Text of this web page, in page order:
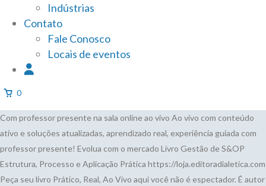
Indústrias
Contato
Fale Conosco
Locais de eventos
0
Com professor presente na sala online ao vivo Ao vivo com conteúdo
ativo e soluções atualizadas, aprendizado real, experiência guiada com
professor presente! Evolua com o mercado Livro Gestão de S&OP
Estrutura, Processo e Aplicação Prática https://loja.editoradialetica.com
Peça seu livro Prático, Real, Ao Vivo aqui você não é espectador. É autor